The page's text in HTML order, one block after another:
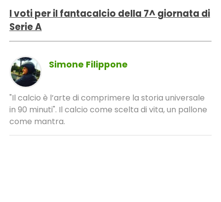
I voti per il fantacalcio della 7^ giornata di
Serie A
Simone Filippone
"Il calcio è l’arte di comprimere la storia universale
in 90 minuti". Il calcio come scelta di vita, un pallone
come mantra.